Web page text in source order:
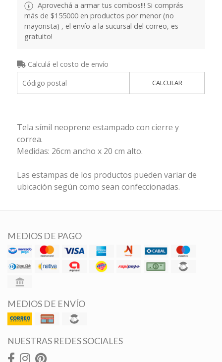
Aprovechá a armar tus combos!!! Si comprás
más de $155000 en productos por menor (no
mayorista) , el envío a la sucursal del correo, es
gratuito!
Calculá el costo de envío
CALCULAR
Tela símil neoprene estampado con cierre y
correa.
Medidas: 26cm ancho x 20 cm alto.
Las estampas de los productos pueden variar de
ubicación según como sean confeccionadas.
MEDIOS DE PAGO
MEDIOS DE ENVÍO
NUESTRAS REDES SOCIALES